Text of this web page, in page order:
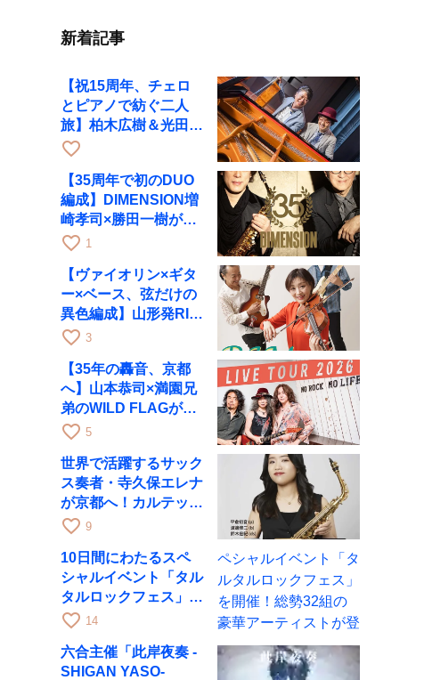
新着記事
【祝15周年、チェロ
とピアノで紡ぐ二人
旅】柏木広樹＆光田健
一が11月12日に京都
favorite_border
【35周年で初のDUO
編成】DIMENSION増
崎孝司×勝田一樹が10
月11日に京都RAGへ
favorite_border 1
【ヴァイオリン×ギタ
ー×ベース、弦だけの
異色編成】山形発RIM
が初全国ツアーで8月
favorite_border 3
【35年の轟音、京都
へ】山本恭司×満園兄
弟のWILD FLAGが8
月6日にRAGでライブ
favorite_border 5
世界で活躍するサック
ス奏者・寺久保エレナ
が京都へ！カルテッ
ト・ツアー京都公演を
favorite_border 9
10日間にわたるスペ
シャルイベント「タル
タルロックフェス」を
開催！総勢32組の豪
favorite_border 14
六合主催「此岸夜奏 -
SHIGAN YASO-